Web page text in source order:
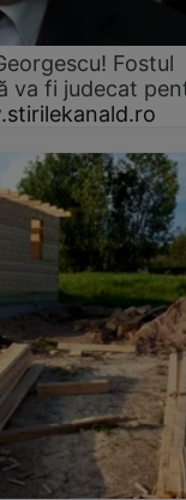
Fostul
va fi judecat